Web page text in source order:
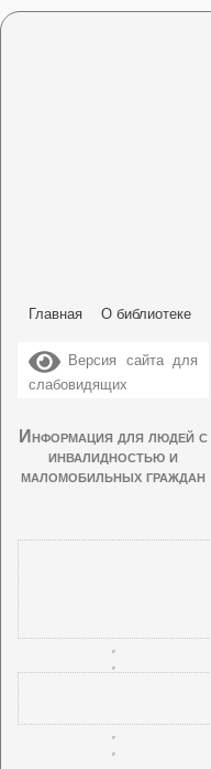
Главная О библиотеке
Версия сайта для
слабовидящих
Информация для людей с
инвалидностью и
маломобильных граждан